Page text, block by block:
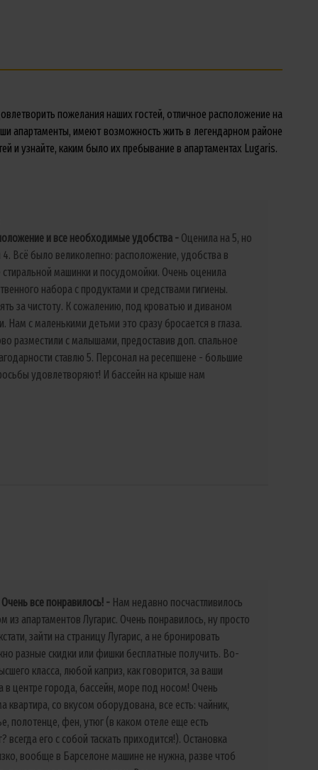
пожелания наших гостей, отличное расположение на
апартаменты, имеют возможность жить в легендарном районе
и узнайте, каким было их пребывание в апартаментах Lugaris.
и все необходимые удобства
Оценила на 5, но
Всё было великолепно: расположение, удобства в
машинки и посудомойки. Очень оценила
набора с продуктами и средствами гигиены.
за чистоту. К сожалению, под кроватью и диваном
Нам с маленькими детьми это сразу бросается в глаза.
разместили с малышами, предоставив доп. спальное
ставлю 5. Персонал на ресепшене - большие
удовлетворяют! И бассейн на крыше нам
Очень все понравилось!
Нам недавно посчастливилось
из апартаментов Лугарис. Очень понравилось, ну просто
зайти на страницу Лугарис, а не бронировать
разные скидки или фишки бесплатные получить. Во-
класса, любой каприз, как говорится, за ваши
в центре города, бассейн, море под носом! Очень
квартира, со вкусом оборудована, все есть: чайник,
полотенце, фен, утюг (в каком отеле еще есть
всегда его с собой таскать приходится!). Остановка
вообще в Барселоне машине не нужна, разве чтоб